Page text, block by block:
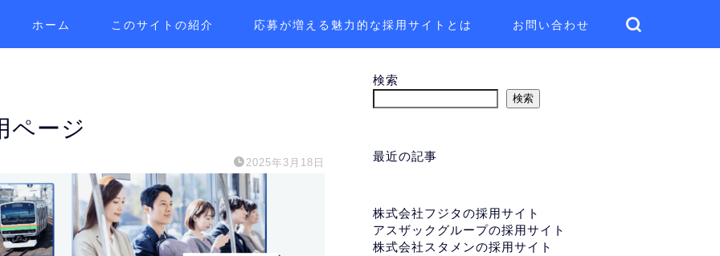
ホーム このサイトの紹介 応募が増える魅力的な採用サイトとは お問い合わせ
ページ
2025年3月18日
検索
検索
最近の記事
株式会社フジタの採用サイト
アスザックグループの採用サイト
株式会社スタメンの採用サイト